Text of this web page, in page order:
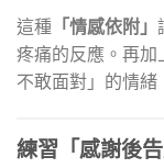
這種 「情感依附」
疼痛的反應。再加
不敢面對」的情緒
練習「感謝後